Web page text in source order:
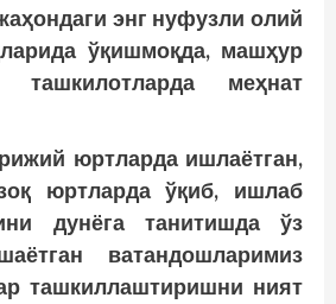
энг нуфузли олий
ўқишмоқда, машҳур
ташкилотларда меҳнат
юртлардаишлаётган,
юртларда ўқиб, ишлаб
дунёга танитишда ўз
ётган ватандош­ларимиз
ташкиллаштиришни ният